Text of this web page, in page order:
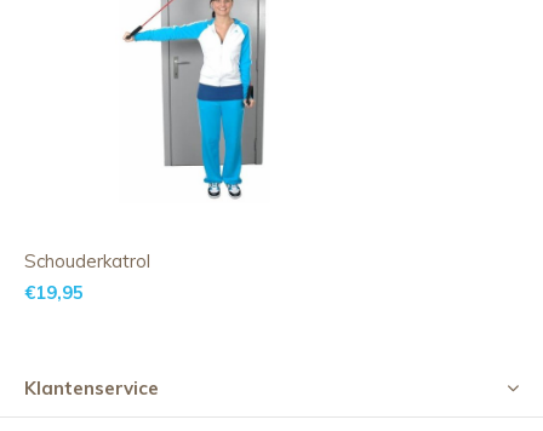
Schouderkatrol
€19,95
Klantenservice